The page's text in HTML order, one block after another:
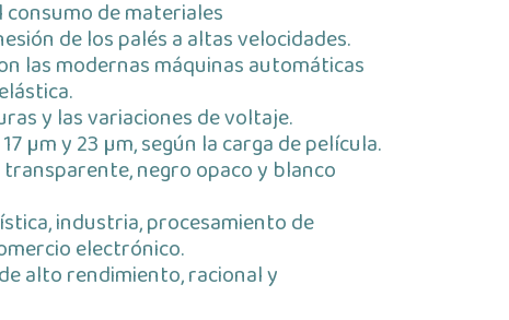
consumo de materiales
de los palés a altas velocidades.
las modernas máquinas automáticas
y las variaciones de voltaje.
µm y 23 µm, según la carga de película.
negro opaco y blanco
industria, procesamiento de
electrónico.
alto rendimiento, racional y